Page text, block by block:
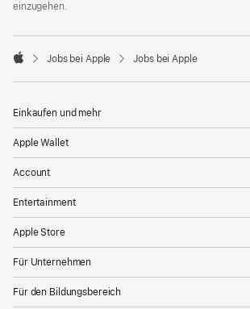
einzugehen.

Jobs bei Apple Jobs bei Apple
Einkaufen und mehr
Apple Wallet
Account
Entertainment
Apple Store
Für Unternehmen
Für den Bildungsbereich